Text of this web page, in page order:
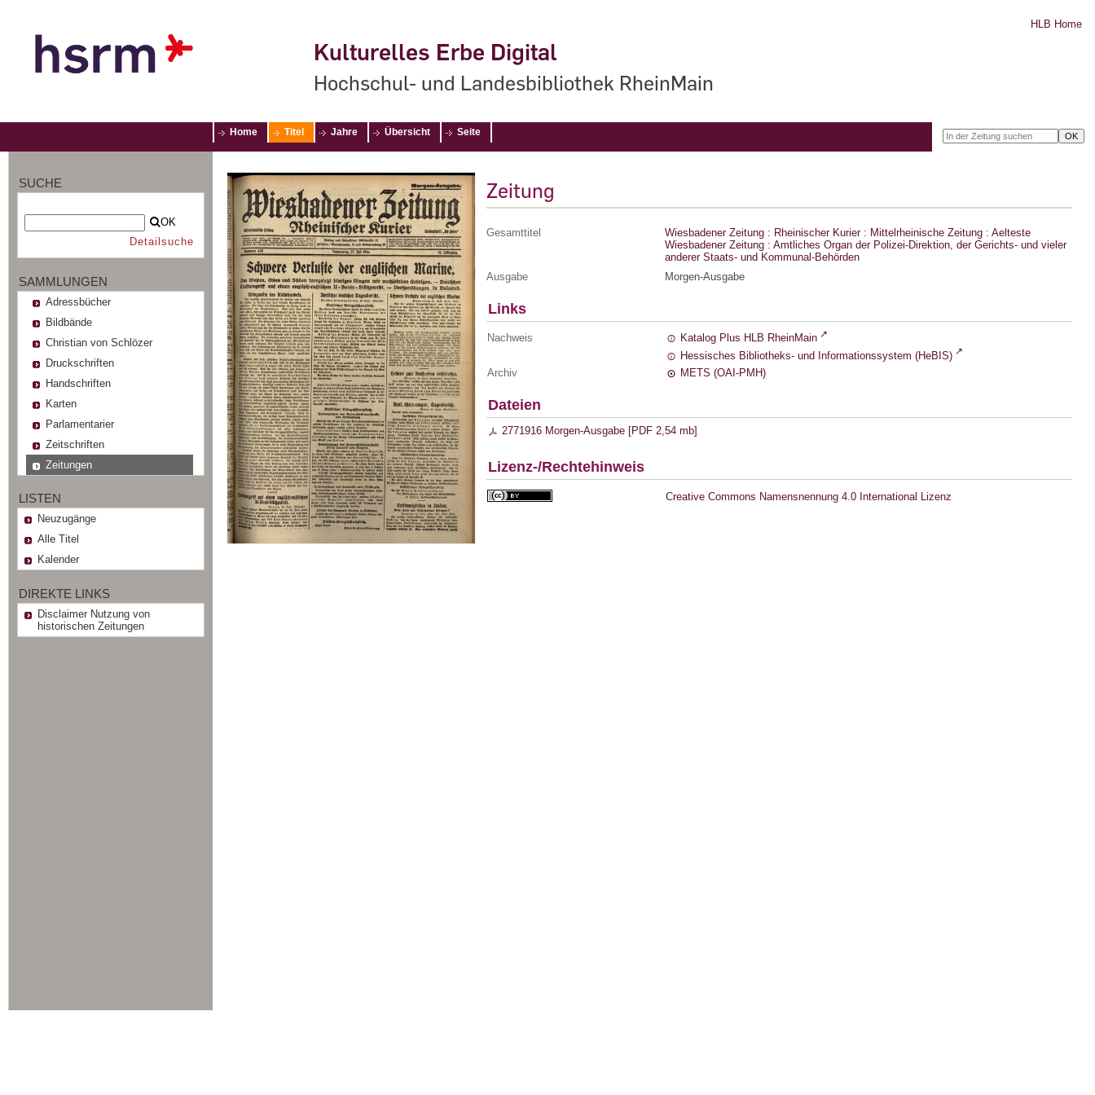
Kulturelles Erbe Digital
Hochschul- und Landesbibliothek RheinMain
HLB Home
Home Titel Jahre Übersicht Seite
SUCHE
OK
Detailsuche
SAMMLUNGEN
Adressbücher
Bildbände
Christian von Schlözer
Druckschriften
Handschriften
Karten
Parlamentarier
Zeitschriften
Zeitungen
LISTEN
Neuzugänge
Alle Titel
Kalender
DIREKTE LINKS
Disclaimer Nutzung von
historischen Zeitungen
Zeitung
Gesamttitel
Wiesbadener Zeitung : Rheinischer Kurier : Mittelrheinische Zeitung : Aelteste
Wiesbadener Zeitung : Amtliches Organ der Polizei-Direktion, der Gerichts- und vieler
anderer Staats- und Kommunal-Behörden
Ausgabe
Morgen-Ausgabe
Links
Nachweis
Katalog Plus HLB RheinMain
Hessisches Bibliotheks- und Informationssystem (HeBIS)
Archiv
METS (OAI-PMH)
Dateien
2771916 Morgen-Ausgabe [PDF 2,54 mb]
Lizenz-/Rechtehinweis
Creative Commons Namensnennung 4.0 International Lizenz